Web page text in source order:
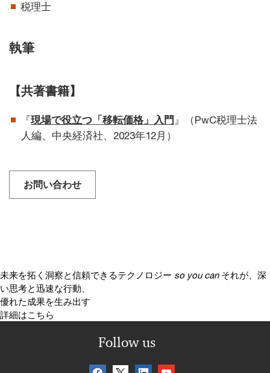
税理士
執筆
【共著書籍】
『現場で役立つ「移転価格」入門 』（PwC税理士法
人編、中央経済社、2023年12月）
お問い合わせ
未来を拓く洞察と信頼できるテクノロジー so you can それが、深
い思考と迅速な行動、
優れた成果を生み出す
詳細はこちら
Follow us